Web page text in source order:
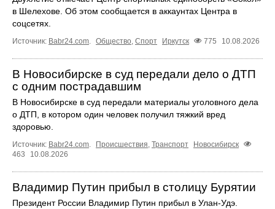
в Шелехове. Об этом сообщается в аккаунтах Центра в
соцсетях.
Источник: Babr24.com. Общество, Спорт Иркутск 775 10.08.2026
В Новосибирске в суд передали дело о ДТП
с одним пострадавшим
В Новосибирске в суд передали материалы уголовного дела
о ДТП, в котором один человек получил тяжкий вред
здоровью.
Источник: Babr24.com. Происшествия, Транспорт
Новосибирск
463
10.08.2026
Владимир Путин прибыл в столицу Бурятии
Президент России Владимир Путин прибыл в Улан-Удэ.